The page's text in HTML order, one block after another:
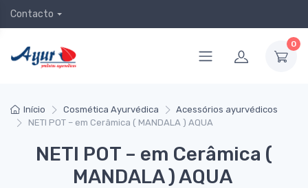
Contacto
0
Início Cosmética Ayurvédica
Acessórios ayurvédicos
NETI POT – em Cerâmica ( MANDALA ) AQUA
NETI POT – em Cerâmica (
MANDALA ) AQUA